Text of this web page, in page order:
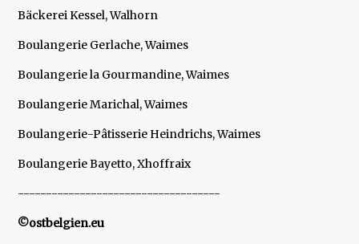
Bäckerei Kessel, Walhorn
Boulangerie Gerlache, Waimes
Boulangerie la Gourmandine, Waimes
Boulangerie Marichal, Waimes
Boulangerie-Pâtisserie Heindrichs, Waimes
Boulangerie Bayetto, Xhoffraix
------------------------------------
©ostbelgien.eu